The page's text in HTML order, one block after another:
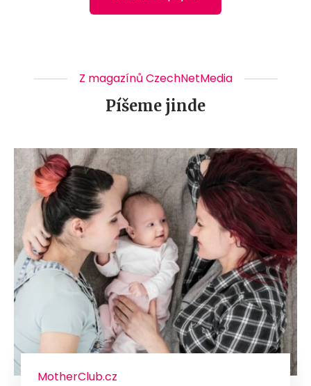
Z magazínů CzechNetMedia
Píšeme jinde
MotherClub.cz